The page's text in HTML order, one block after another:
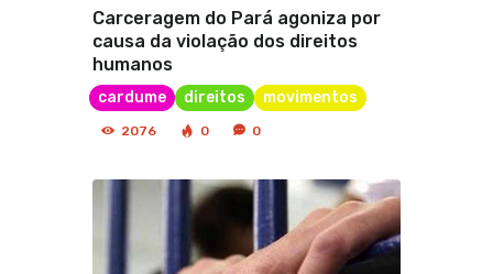
Carceragem do Pará agoniza por
causa da violação dos direitos
humanos
cardume direitos movimentos
2076 0 0